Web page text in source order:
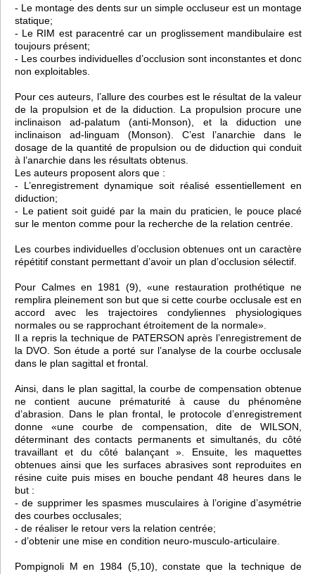
- Le montage des dents sur un simple occluseur est un montage
statique;
- Le RIM est paracentré car un proglissement mandibulaire est
toujours présent;
- Les courbes individuelles d’occlusion sont inconstantes et donc
non exploitables.
Pour ces auteurs, l’allure des courbes est le résultat de la valeur
de la propulsion et de la diduction. La propulsion procure une
inclinaison ad-palatum (anti-Monson), et la diduction une
inclinaison ad-linguam (Monson). C’est l’anarchie dans le
dosage de la quantité de propulsion ou de diduction qui conduit
à l’anarchie dans les résultats obtenus.
Les auteurs proposent alors que :
- L’enregistrement dynamique soit réalisé essentiellement en
diduction;
- Le patient soit guidé par la main du praticien, le pouce placé
sur le menton comme pour la recherche de la relation centrée.
Les courbes individuelles d’occlusion obtenues ont un caractère
répétitif constant permettant d’avoir un plan d’occlusion sélectif.
Pour Calmes en 1981 (9), «une restauration prothétique ne
remplira pleinement son but que si cette courbe occlusale est en
accord avec les trajectoires condyliennes physiologiques
normales ou se rapprochant étroitement de la normale».
Il a repris la technique de PATERSON après l’enregistrement de
la DVO. Son étude a porté sur l’analyse de la courbe occlusale
dans le plan sagittal et frontal.
Ainsi, dans le plan sagittal, la courbe de compensation obtenue
ne contient aucune prématurité à cause du phénomène
d’abrasion. Dans le plan frontal, le protocole d’enregistrement
donne «une courbe de compensation, dite de WILSON,
déterminant des contacts permanents et simultanés, du côté
travaillant et du côté balançant ». Ensuite, les maquettes
obtenues ainsi que les surfaces abrasives sont reproduites en
résine cuite puis mises en bouche pendant 48 heures dans le
but :
- de supprimer les spasmes musculaires à l’origine d’asymétrie
des courbes occlusales;
- de réaliser le retour vers la relation centrée;
- d’obtenir une mise en condition neuro-musculo-articulaire.
Pompignoli M en 1984 (5,10), constate que la technique de